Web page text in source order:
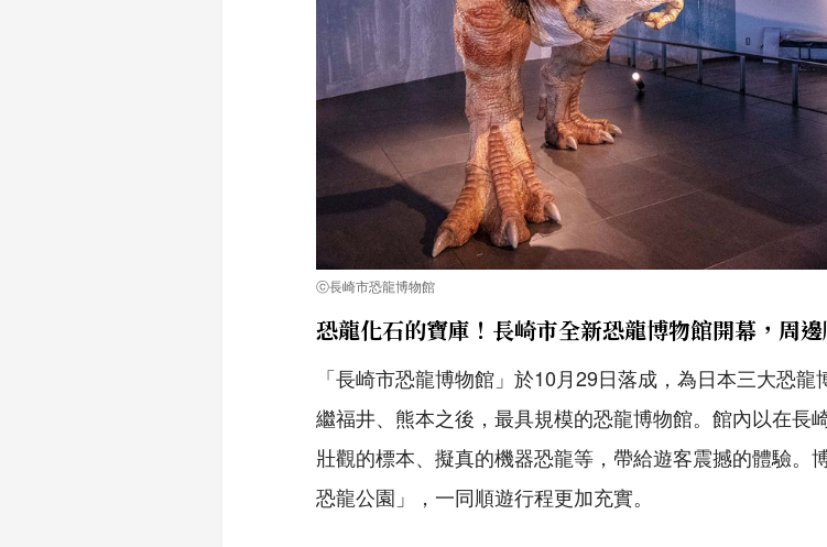
ⓒ長崎市恐龍博物館
恐龍化石的寶庫！長崎市全新恐龍博物館開幕，周
「長崎市恐龍博物館」於10月29日落成，為日本三大恐
繼福井、熊本之後，最具規模的恐龍博物館。館內以在長
壯觀的標本、擬真的機器恐龍等，帶給遊客震撼的體驗。
恐龍公園」，一同順遊行程更加充實。